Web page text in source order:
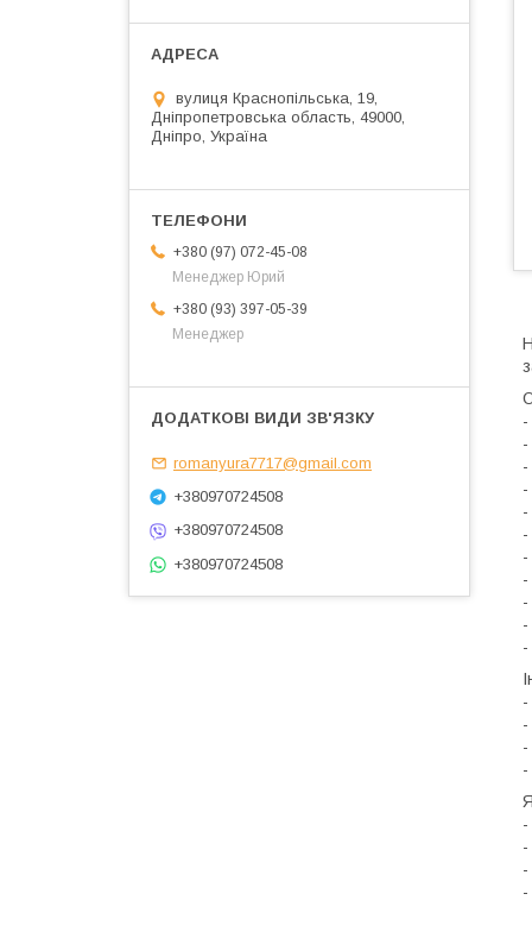
-
-
-
-
-
-
-
-
-
-
-
-
-
-
-
-
вулиця Краснопільська, 19,
Дніпропетровська область, 49000,
Дніпро, Україна
+380 (97) 072-45-08
Менеджер Юрий
+380 (93) 397-05-39
Менеджер
romanyura7717@gmail.com
+380970724508
+380970724508
+380970724508